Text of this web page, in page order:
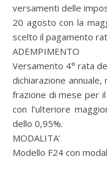
versamenti delle
20 agosto con la
scelto il pagamento
ADEMPIMENTO
Versamento 4° rata
dichiarazione
frazione di mese per
con l’ulteriore
dello 0,95%.
MODALITA’
Modello F24 con